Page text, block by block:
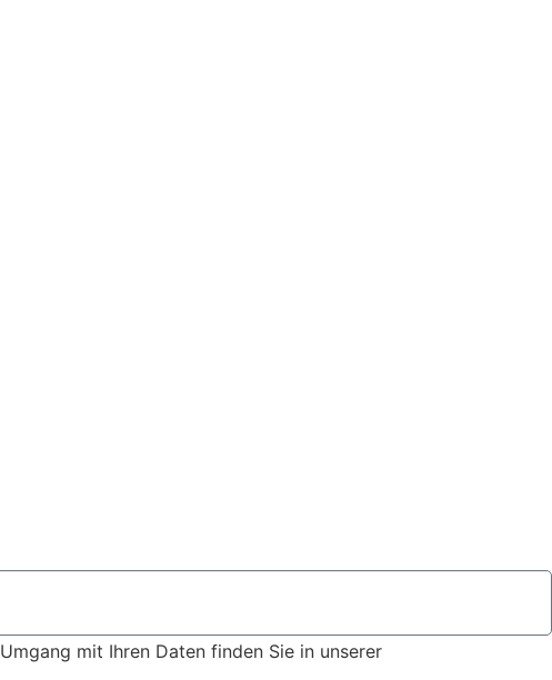
mit Ihren Daten finden Sie in unserer